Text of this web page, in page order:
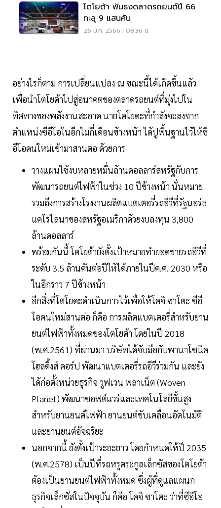
โตโยต้า ฟันธงตลาดรถยนต์ปี 66
ทะลุ 9 แสนคัน
26 ม.ค. 2566 | 08:36 น.
อย่างไรก็ตาม การเปลี่ยนแปลง ณ ขณะนี้ได้เกิดขึ้นแล้ว
เพื่อนำโตโยต้าไปสู่อนาคตของตลาดรถยนต์ที่มุ่งไปใน
ทิศทางของพลังงานสะอาด นายโตโยดะที่กำลังจะลงจาก
ตำแหน่งซีอีโอในอีกไม่กี่เดือนข้างหน้า ได้ปูพื้นฐานไว้ให้ซี
อีโอคนใหม่เข้ามาสานต่อ ด้วยการ
วางแผนใช้งบหลายหมื่นล้านดอลลาร์สหรัฐกับการ
พัฒนารถยนต์ไฟฟ้าในช่วง 10 ปีข้างหน้า นั่นหมาย
รวมถึงการสร้างโรงงานผลิตแบตเตอรี่รถอีวีที่รัฐนอร์ธ
แคโรไลนาของสหรัฐอเมริกาด้วยงบลงทุน 3,800
ล้านดอลลาร์
พร้อมกันนี้ โตโยต้ายังตั้งเป้าหมายทำยอดขายรถอีวีที่
ระดับ 3.5 ล้านคันต่อปีให้ได้ภายในปีค.ศ. 2030 หรือ
ในอีกราว 7 ปีข้างหน้า
อีกสิ่งที่โตโยดะดำเนินการไว้เพื่อให้โคจิ ซาโตะ ซีอี
โอคนใหม่สานต่อ ก็คือ การผลิตแบตเตอรี่สำหรับยาน
ยนต์ไฟฟ้าทั้งหมดของโตโยต้า โดยในปี 2018
(พ.ศ.2561) ที่ผ่านมา บริษัทได้จับมือกับพานาโซนิค
โฮลดิ้งส์ คอร์ป พัฒนาแบตเตอรี่รถอีวีร่วมกัน และยัง
ได้ก่อตั้งหน่วยธุรกิจ วูฟเวน พลาเน็ต (Woven
Planet) พัฒนาซอฟต์แวร์และเทคโนโลยีขั้นสูง
สำหรับยานยนต์ไฟฟ้า ยานยนต์ขับเคลื่อนอัตโนมัติ
และยานยนต์อัจฉริยะ
นอกจากนี้ ยังตั้งเป้าระยะยาว โดยกำหนดให้ปี 2035
(พ.ศ.2578) เป็นปีที่รถหรูตระกูลเล็กซัสของโตโยต้า
ต้องเป็นยานยนต์ไฟฟ้าทั้งหมด ซึ่งผู้ที่ดูแลแผนก
ธุรกิจเล็กซัสในปัจจุบัน ก็คือ โคจิ ซาโตะ ว่าที่ซีอีโอ